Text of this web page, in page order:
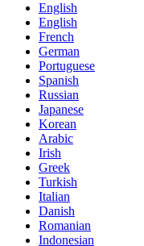
English
English
French
German
Portuguese
Spanish
Russian
Japanese
Korean
Arabic
Irish
Greek
Turkish
Italian
Danish
Romanian
Indonesian